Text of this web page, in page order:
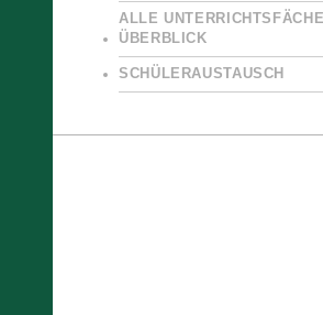
ALLE
ÜBERBLICK
SCHÜLERAUSTAUSCH